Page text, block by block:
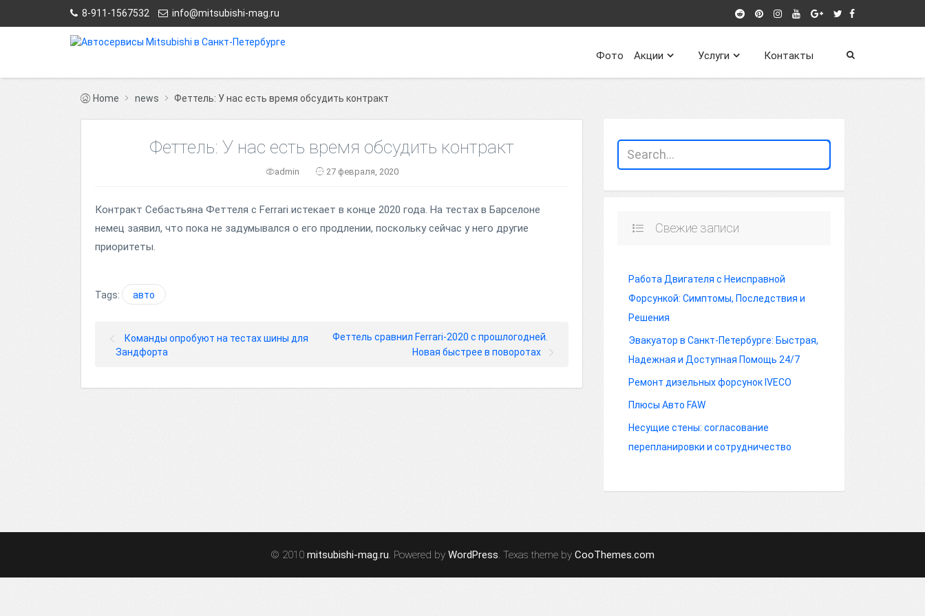
8-911-1567532 info@mitsubishi-mag.ru
Контакты
Услуги
Акции
Фото
Home news Феттель: У нас есть время обсудить контракт
Феттель: У нас есть время обсудить контракт
admin 27 февраля, 2020
Контракт Себастьяна Феттеля с Ferrari истекает в конце 2020 года. На тестах в Барселоне
немец заявил, что пока не задумывался о его продлении, поскольку сейчас у него другие
приоритеты.
Tags: авто
Команды опробуют на тестах шины для
Зандфорта
Феттель сравнил Ferrari-2020 с прошлогодней.
Новая быстрее в поворотах
Свежие записи
Работа Двигателя с Неисправной
Форсункой: Симптомы, Последствия и
Решения
Эвакуатор в Санкт-Петербурге: Быстрая,
Надежная и Доступная Помощь 24/7
Ремонт дизельных форсунок IVECO
Плюсы Авто FAW
Несущие стены: согласование
перепланировки и сотрудничество
© 2010 mitsubishi-mag.ru. Powered by WordPress. Texas theme by CooThemes.com